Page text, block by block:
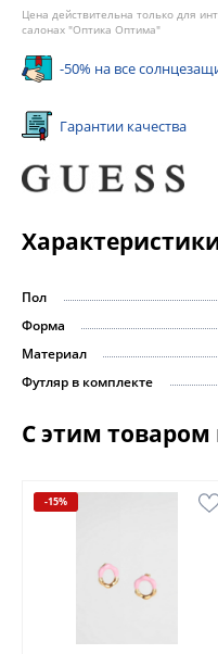
Цена действительна только для
салонах "Оптика Оптима"
-50% на все
Гарантии качества
Пол
Форма
Материал
Футляр в комплекте
С этим
-15%